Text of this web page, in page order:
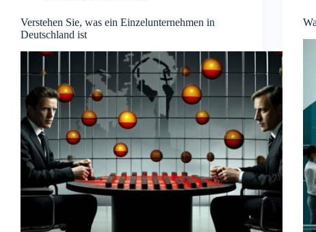
Verstehen Sie, was ein Einzelunternehmen in
Deutschland ist